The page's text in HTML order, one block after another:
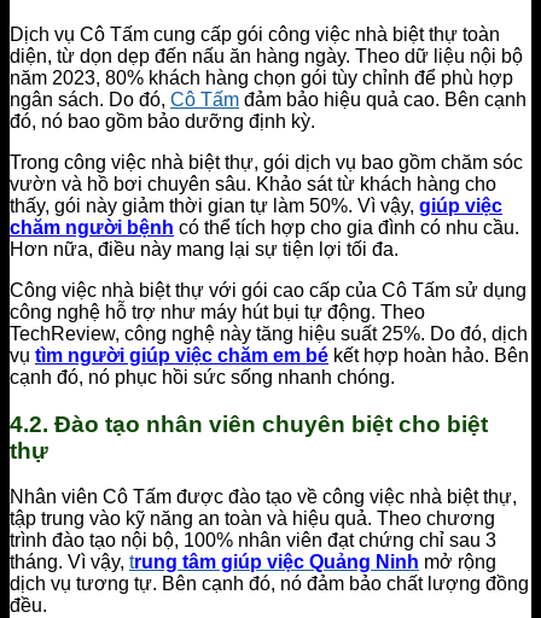
Dịch vụ Cô Tấm cung cấp gói công việc nhà biệt thự toàn
diện, từ dọn dẹp đến nấu ăn hàng ngày. Theo dữ liệu nội bộ
năm 2023, 80% khách hàng chọn gói tùy chỉnh để phù hợp
ngân sách. Do đó, Cô Tấm đảm bảo hiệu quả cao. Bên cạnh
đó, nó bao gồm bảo dưỡng định kỳ.
Trong công việc nhà biệt thự, gói dịch vụ bao gồm chăm sóc
vườn và hồ bơi chuyên sâu. Khảo sát từ khách hàng cho
thấy, gói này giảm thời gian tự làm 50%. Vì vậy, giúp việc
chăm người bệnh có thể tích hợp cho gia đình có nhu cầu.
Hơn nữa, điều này mang lại sự tiện lợi tối đa.
Công việc nhà biệt thự với gói cao cấp của Cô Tấm sử dụng
công nghệ hỗ trợ như máy hút bụi tự động. Theo
TechReview, công nghệ này tăng hiệu suất 25%. Do đó, dịch
vụ tìm người giúp việc chăm em bé kết hợp hoàn hảo. Bên
cạnh đó, nó phục hồi sức sống nhanh chóng.
4.2. Đào tạo nhân viên chuyên biệt cho biệt
thự
Nhân viên Cô Tấm được đào tạo về công việc nhà biệt thự,
tập trung vào kỹ năng an toàn và hiệu quả. Theo chương
trình đào tạo nội bộ, 100% nhân viên đạt chứng chỉ sau 3
tháng. Vì vậy, trung tâm giúp việc Quảng Ninh mở rộng
dịch vụ tương tự. Bên cạnh đó, nó đảm bảo chất lượng đồng
đều.